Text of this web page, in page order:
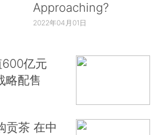
Approaching?
2022年04月01日
亿元
略配售
贡茶 在中